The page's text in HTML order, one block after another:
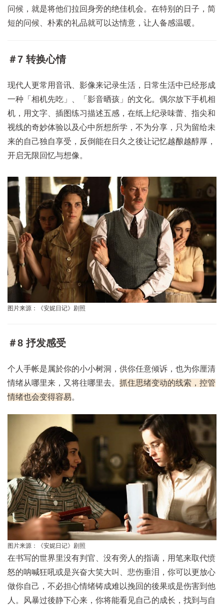
问候，就是将他们拉回身旁的绝佳机会。在特别的日子，简
短的问候、朴素的礼品就可以达情意，让人备感温暖。
＃7 转换心情
现代人更常用音讯、影像来记录生活，日常生活中已经形成
一种「相机先吃」、「影音晒孩」的文化。偶尔放下手机相
机，用文字、插图练习描述五感，在纸上纪录味蕾、指尖和
视线的奇妙体验以及心中所想所学，不为分享，只为留给未
来的自己独自享受，反倒能在日久之後让记忆越酿越醇厚，
开启无限回忆与想像。
图片来源：《安妮日记》剧照
＃8 抒发感受
个人手帐是属於你的小小树洞，供你任意倾诉，也为你厘清
情绪从哪里来，又将往哪里去。 抓住思绪变动的线索，控管
情绪也会变得容易。
图片来源：《安妮日记》剧照
在书写的世界里没有判官、没有旁人的指谪，用笔来取代愤
怒的呐喊狂吼或是兴奋大笑大叫、悲伤垂泪，你可以更放心
做你自己，不必担心情绪铸成难以挽回的後果或是伤害到他
人。风暴过後静下心来，你将能看见自己的成长，找到与自